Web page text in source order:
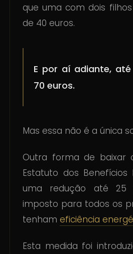
que uma com dois
de 40 euros.
E por aí adiante,
70 euros.
Mas essa não é a única
Outra forma de baixar
Estatuto dos Benefícios
uma redução até 25
imposto para todos os
tenhameficiência
Esta medida foi